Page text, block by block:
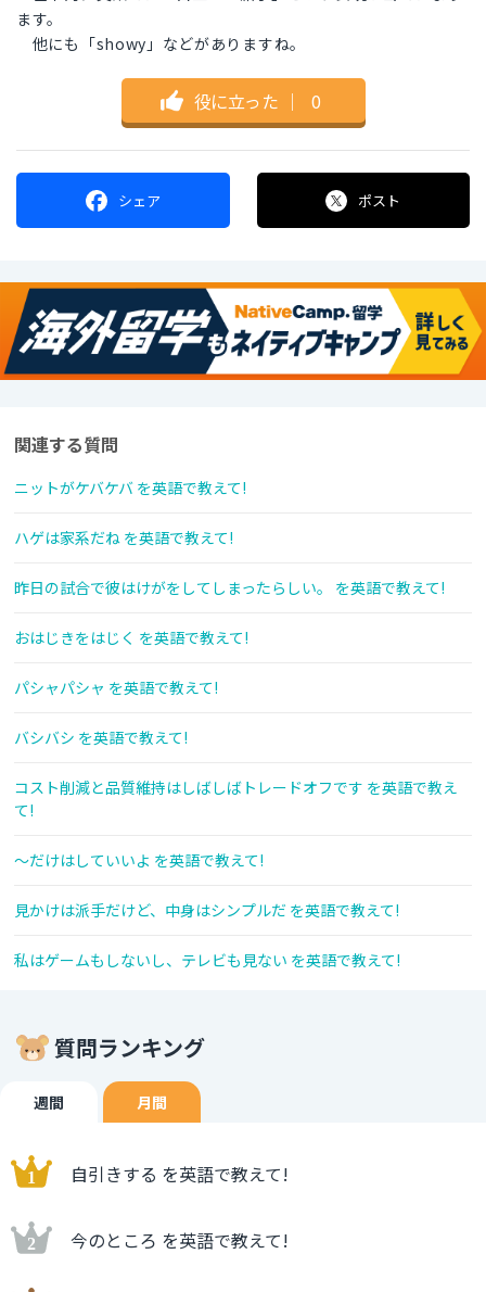
ます。
他にも「showy」などがありますね。
役に立った ｜ 0
シェア ポスト
関連する質問
ニットがケバケバ を英語で教えて!
ハゲは家系だね を英語で教えて!
昨日の試合で彼はけがをしてしまったらしい。 を英語で教えて!
おはじきをはじく を英語で教えて!
パシャパシャ を英語で教えて!
バシバシ を英語で教えて!
コスト削減と品質維持はしばしばトレードオフです を英語で教え
て!
～だけはしていいよ を英語で教えて!
見かけは派手だけど、中身はシンプルだ を英語で教えて!
私はゲームもしないし、テレビも見ない を英語で教えて!
質問ランキング
週間 月間
自引きする を英語で教えて!
今のところ を英語で教えて!